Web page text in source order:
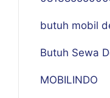
butuh mobil
Butuh Sewa
MOBILINDO